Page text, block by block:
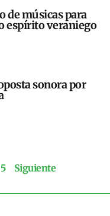
de músicas para
espírito veraniego
sonora por
5 Siguiente